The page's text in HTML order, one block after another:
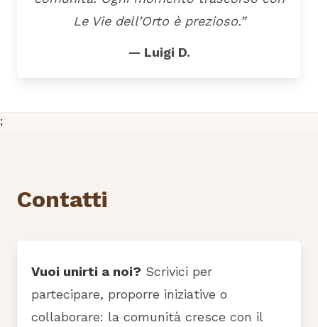
Le Vie dell’Orto è prezioso.”
— Luigi D.
;
Contatti
Vuoi unirti a noi? Scrivici per
partecipare, proporre iniziative o
collaborare: la comunità cresce con il